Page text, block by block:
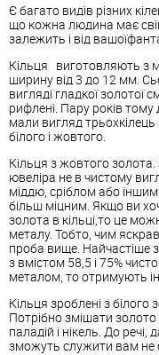
Є багато видів різних
що кожна людина має
залежить і від
Кільця виготовляють з
ширину від 3 до 12 мм.
вигляді гладкої
рифлені. Пару років
мали вигляд
білого і жовтого.
Кільця з жовтого
ювеліра не в чистому
міддю, сріблом або
більш міцним. Якщо ви
золота в кільці,то це
металу. Тобто, чим
проба вище. Найчастіше
з вмістом 58,5 і 75%
металом, то отримують
Кільця зроблені з
Потрібно змішати
паладій і нікель. До
зможуть служити вам не